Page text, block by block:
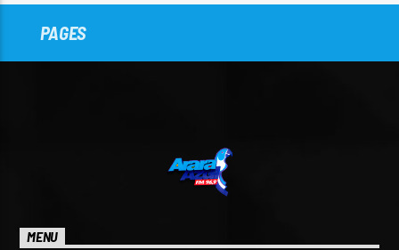
PAGES
MENU